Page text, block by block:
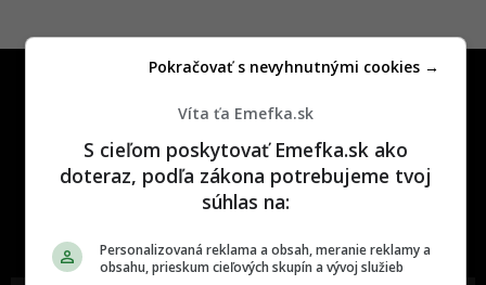
a
One time najzábavnejšie miesto na
slovenskom internete, next time
Víta ťa Emefka.sk
S cieľom poskytovať Emefka.sk ako
doteraz, podľa zákona potrebujeme tvoj
súhlas na:
Personalizovaná reklama a obsah, meranie reklamy a
obsahu, prieskum cieľových skupín a vývoj služieb
Pokračovať s nevyhnutnými cookies →